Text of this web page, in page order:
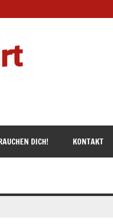
DICH! KONTAKT